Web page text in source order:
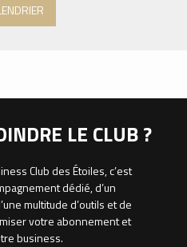
LE CLUB ?
Club des Étoiles, c’est
dédié, d’un
multitude d’outils et de
votre abonnement et
business.